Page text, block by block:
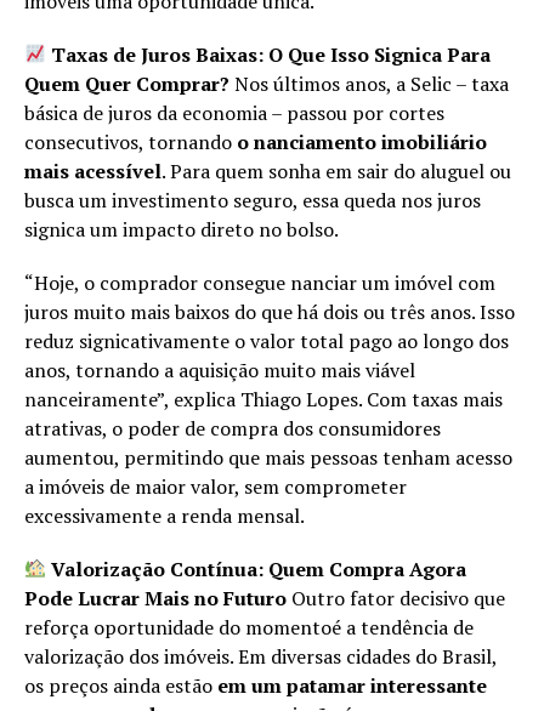
Taxas de Juros Baixas: O Que Isso Signica Para
Quem Quer Comprar? Nos últimos anos, a Selic – taxa
básica de juros da economia – passou por cortes
consecutivos, tornando o nanciamento imobiliário
mais acessível. Para quem sonha em sair do aluguel ou
busca um investimento seguro, essa queda nos juros
signica um impacto direto no bolso.
“Hoje, o comprador consegue nanciar um imóvel com
juros muito mais baixos do que há dois ou três anos. Isso
reduz signicativamente o valor total pago ao longo dos
anos, tornando a aquisição muito mais viável
nanceiramente”, explica Thiago Lopes. Com taxas mais
atrativas, o poder de compra dos consumidores
aumentou, permitindo que mais pessoas tenham acesso
a imóveis de maior valor, sem comprometer
excessivamente a renda mensal.
Valorização Contínua: Quem Compra Agora
Pode Lucrar Mais no Futuro Outro fator decisivo que
reforça oportunidade do momentoé a tendência de
valorização dos imóveis. Em diversas cidades do Brasil,
os preços ainda estão em um patamar interessante